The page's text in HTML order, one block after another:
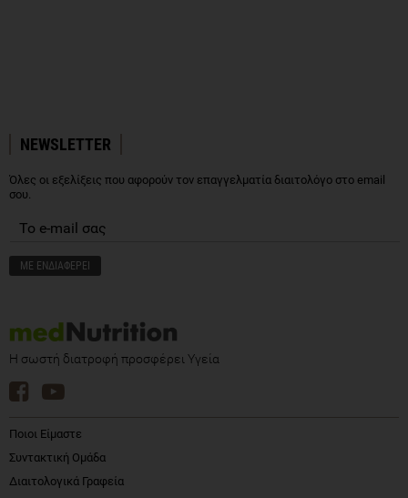
NEWSLETTER
Όλες οι εξελίξεις που αφορούν τον επαγγελματία διαιτολόγο στο email
σου.
Η σωστή διατροφή προσφέρει Υγεία
Ποιοι Είμαστε
Συντακτική Ομάδα
Διαιτολογικά Γραφεία